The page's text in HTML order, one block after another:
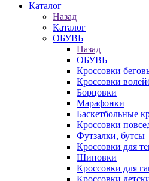
Каталог
Назад
Каталог
ОБУВЬ
Назад
ОБУВЬ
Кроссовки
Кроссовки
Борцовки
Марафонки
Баскетбольные
Кроссовки
Футзалки, бутсы
Кроссовки для
Шиповки
Кроссовки для